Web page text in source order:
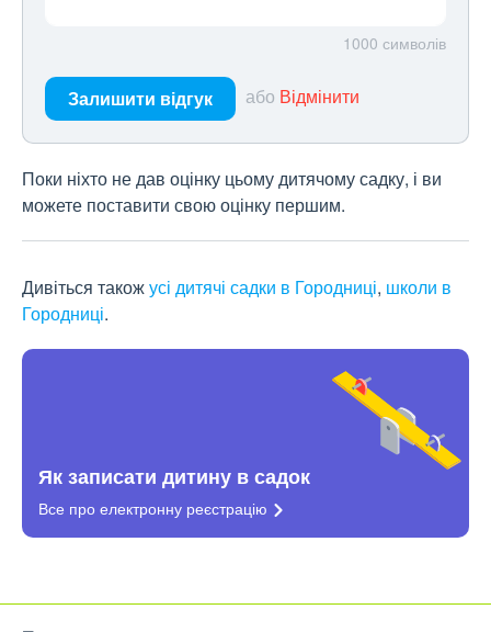
1000 символів
Залишити відгук або Відмінити
Поки ніхто не дав оцінку цьому дитячому садку, і ви
можете поставити свою оцінку першим.
Дивіться такожусі дитячі садки в Городниці, школи в
Городниці.
Як записати дитину в садок
Все про електронну реєстрацію